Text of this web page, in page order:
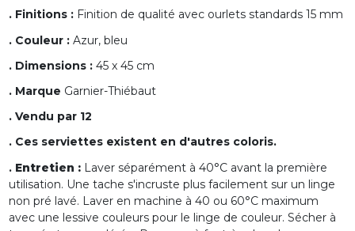
. Finitions : Finition de qualité avec ourlets standards 15 mm
. Couleur :Azur, bleu
. Dimensions :45 x 45 cm
. Marque Garnier-Thiébaut
. Vendu par 12
. Ces serviettes existent en d'autres coloris.
. Entretien : Laver séparément à 40°C avant la première
utilisation. Une tache s'incruste plus facilement sur un linge
non pré lavé. Laver en machine à 40 ou 60°C maximum
avec une lessive couleurs pour le linge de couleur. Sécher à